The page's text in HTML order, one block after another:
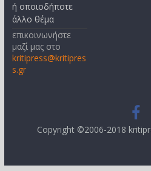
ή οποιοδήποτε
άλλο θέμα
επικοινωνήστε
μαζί μας στο
kritipress@kritipres
s.gr
Copyright ©2006-2018